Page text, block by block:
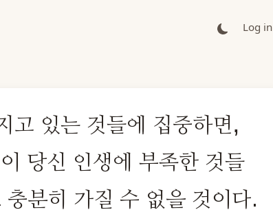
Log in
고 있는 것들에 집중하면,
당신 인생에 부족한 것들
분히 가질 수 없을 것이다.